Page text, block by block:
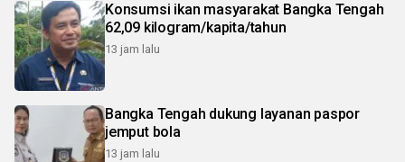
Konsumsi ikan masyarakat Bangka Tengah
62,09 kilogram/kapita/tahun
13 jam lalu
Bangka Tengah dukung layanan paspor
jemput bola
13 jam lalu